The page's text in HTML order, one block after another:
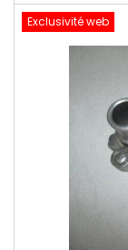
Exclusivité web